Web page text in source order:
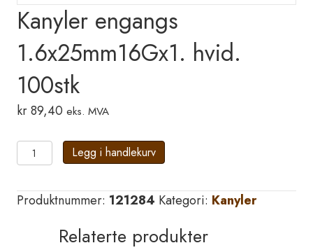
Kanyler engangs
1.6x25mm16Gx1. hvid.
100stk
kr89,40 eks. MVA
Kanyler
engangs
hvid.
Legg i handlekurv
Produktnummer: 121284 Kategori: Kanyler
Relaterte produkter